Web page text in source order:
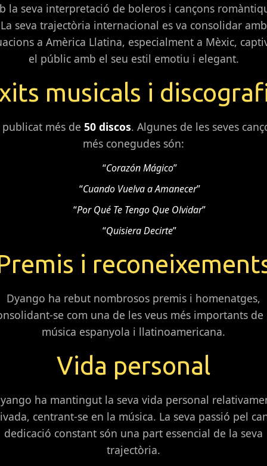
la seva interpretació de boleros i cançons
La seva trajectòria internacional es va consolidar amb
a Amèrica Llatina, especialment a Mèxic,
el públic amb el seu estil emotiu i elegant.
musicals i
més de 50 discos. Algunes de les seves
més conegudes són:
“Corazón Mágico”
“Cuando Vuelva a Amanecer”
“Por Qué Te Tengo Que Olvidar”
“Quisiera Decirte”
i
Dyango ha rebut nombrosos premis i homenatges,
se com una de les veus més importants de
música espanyola i llatinoamericana.
Vida personal
ha mantingut la seva vida personal
centrant-se en la música. La seva passió pel
dedicació constant són una part essencial de la seva
trajectòria.